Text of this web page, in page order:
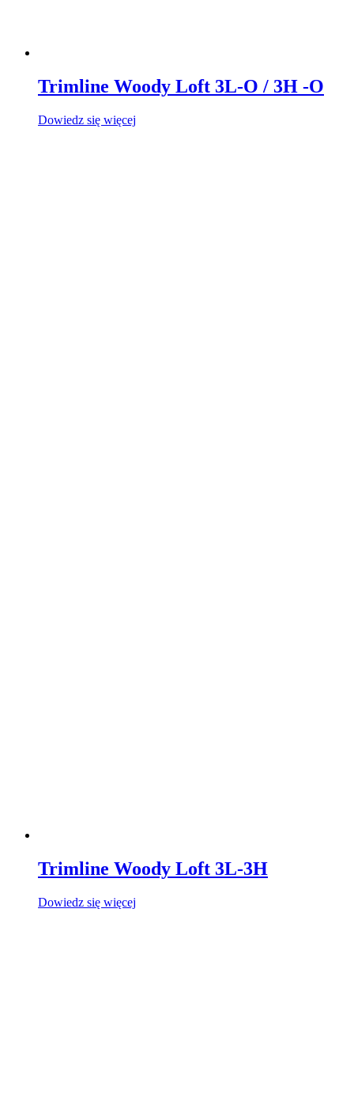
Trimline Woody Loft 3L-O / 3H -O
Dowiedz się więcej
Trimline Woody Loft 3L-3H
Dowiedz się więcej